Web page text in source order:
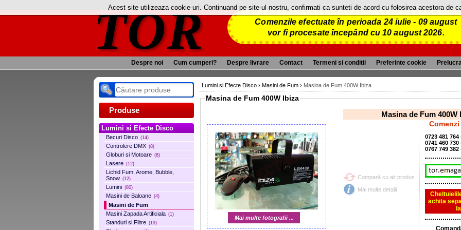
TOR
Comenzile efectuate în perioada 24 iulie - 09 august
vor fi procesate începând cu 10 august 2026.
Despre noi Cum cumperi? Despre livrare Contact Termeni si conditii Preferinte cookie
Produse
Lumini si Efecte Disco
Becuri Disco (14)
Controlere DMX (8)
Globuri si Motoare (8)
Lasere (12)
Lichid Fum, Arome, Bubble,
Snow (12)
Lumini (80)
Masini de Baloane (4)
Masini de Fum
Masini Zapada Artificiala (1)
Standuri si Filtre (19)
Lumini si Efecte Disco › Masini de Fum › Masina de Fum 400W Ibiza
Masina de Fum 400W Ibiza
Mai multe fotografii ...
Masina de
Compară cu alt produs
Mai multe detalii
0723 481
0741 460
0767 749
achita
Acest site utilizeaza cookie-uri. Continuand pe site-ul nostru, confirmati ca sunteti de acord cu folosirea acestora de